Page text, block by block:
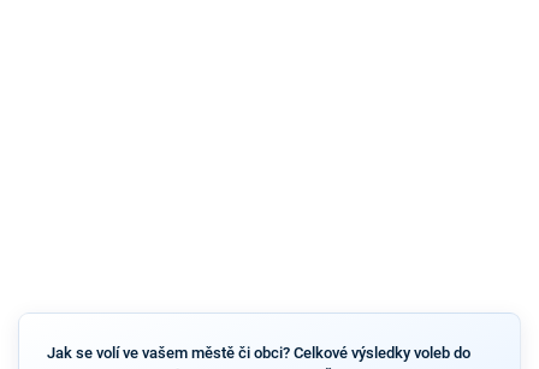
Jak se volí ve vašem městě či obci? Celkové výsledky voleb do